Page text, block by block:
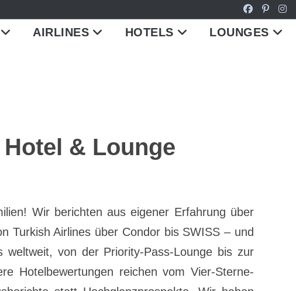
AIRLINES HOTELS LOUNGES
& Lounge
Wir berichten aus eigener Erfahrung über
Turkish Airlines über Condor bis SWISS – und
von der Priority-Pass-Lounge bis zur
Hotelbewertungen reichen vom Vier-Sterne-